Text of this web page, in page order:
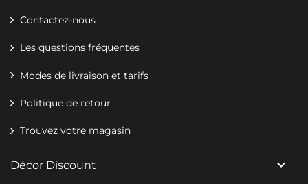
Contactez-nous
Les questions fréquentes
Modes de livraison et tarifs
Politique de retour
Trouvez votre magasin
Décor Discount 